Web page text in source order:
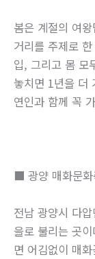
봄은 계절의 여
거리를 주제로
입, 그리고 몸 모
놓치면 1년을 더
연인과 함께 꼭
■ 광양 매화문화
전남 광양시 다
을로 불리는 곳
면 어김없이 매